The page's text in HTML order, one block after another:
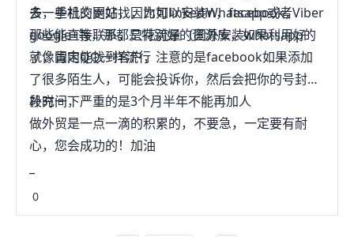
多，手机的更好，因为可以安装Whatsapp或者Viber
那些能直接联系，只花流量（国外安装whatsapp的
就像国内QQ一样流行
去一些社交网站找，比如linkedin，facebook，
google+等，那都是特别好的资源库，如果利用好
了，肯定能找到客户，注意的是facebook如果添加
了很多陌生人，可能会投诉你，然后会把你的号封一
段时间，严重的是3个月半年不能再加人
补充一下
做外贸是一点一滴的积累的，不要急，一定要有耐
心，您会成功的！加油
0